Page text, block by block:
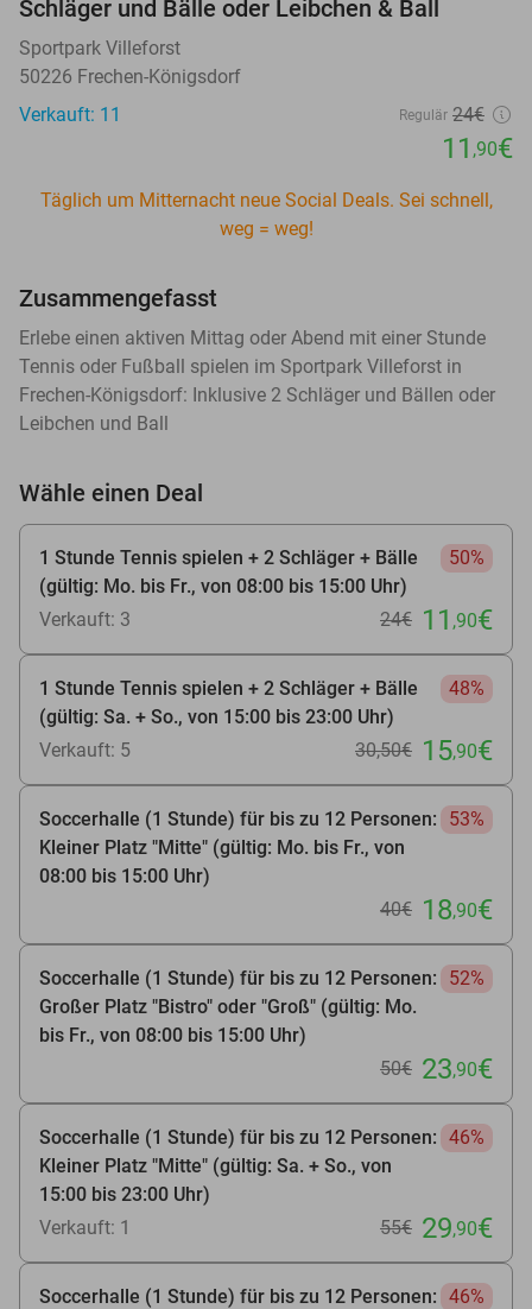
Schläger und Bälle oder Leibchen & Ball
Sportpark ​Villeforst
50226 Frechen-Königsdorf
Verkauft: 11
Regulär 24€
11 ,90€
Täglich um Mitternacht neue Social Deals. Sei schnell,
weg = weg!
Zusammengefasst
Erlebe einen aktiven Mittag oder Abend mit einer Stunde
Tennis oder Fußball spielen im Sportpark Villeforst in
Frechen-Königsdorf: Inklusive 2 Schläger und Bällen oder
Leibchen und Ball
Wähle einen Deal
1 Stunde Tennis spielen + 2 Schläger + Bälle
(gültig: Mo. bis Fr., von 08:00 bis 15:00 Uhr)
50%
Verkauft: 3 24€ 11 ,90€
1 Stunde Tennis spielen + 2 Schläger + Bälle
(gültig: Sa. + So., von 15:00 bis 23:00 Uhr)
48%
Verkauft: 5 30,50€ 15,90€
Soccerhalle (1 Stunde) für bis zu 12 Personen:
Kleiner Platz "Mitte" (gültig: Mo. bis Fr., von
08:00 bis 15:00 Uhr)
53%
40€ 18,90€
Soccerhalle (1 Stunde) für bis zu 12 Personen:
Großer Platz "Bistro" oder "Groß" (gültig: Mo.
bis Fr., von 08:00 bis 15:00 Uhr)
52%
50€ 23,90€
Soccerhalle (1 Stunde) für bis zu 12 Personen:
Kleiner Platz "Mitte" (gültig: Sa. + So., von
15:00 bis 23:00 Uhr)
46%
Verkauft: 1 55€ 29,90€
Soccerhalle (1 Stunde) für bis zu 12 Personen: 46%